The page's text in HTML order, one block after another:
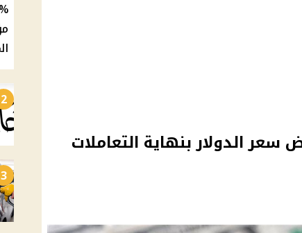
سعر الدولار بنهاية التعاملات
2
3